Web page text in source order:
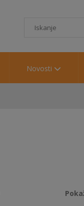
Novosti